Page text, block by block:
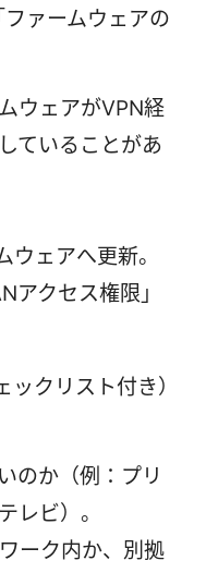
ァームウェアの
ウェアがVPN経
ていることがあ
ェアへ更新。
アクセス権限」
クリスト付き）
のか（例：プリ
レビ）。
ーク内か、別拠